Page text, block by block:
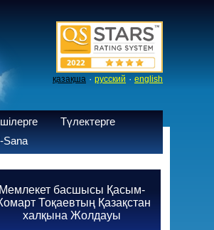
қазақша · русский · english
Түлектерге
Sana
Мемлекет басшысы Қасым-
Тоқаевтың Қазақстан
халқына Жолдауы